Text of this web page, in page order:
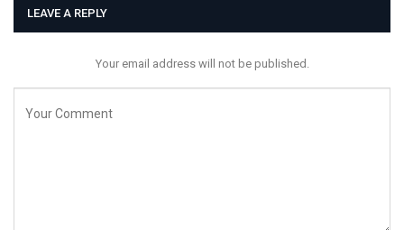
LEAVE A REPLY
Your email address will not be published.